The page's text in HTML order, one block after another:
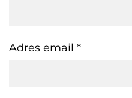
Adres email *